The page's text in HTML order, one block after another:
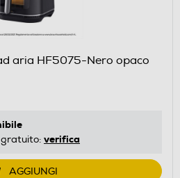
aria HF5075-Nero opaco
verifica
AGGIUNGI